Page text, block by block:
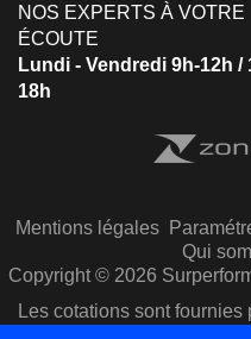
NOS EXPERTS À VOTRE
ÉCOUTE
Lundi - Vendredi 9h-12h /
18h
Mentions légales
Qui
Copyright © 2026
Les cotations sont